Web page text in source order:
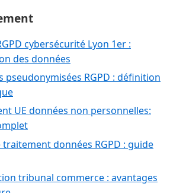
cybersécurité Lyon 1er :
des données
pseudonymisées RGPD : définition
UE données non personnelles:
traitement données RGPD : guide
tribunal commerce : avantages